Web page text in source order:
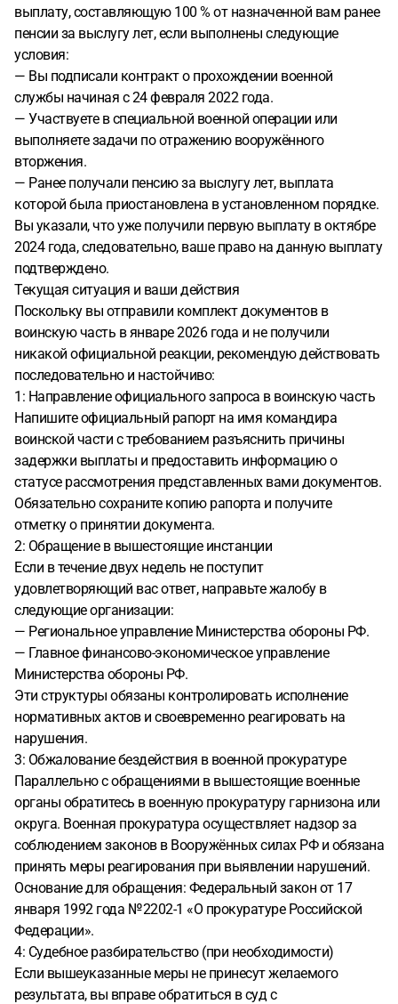
выплату, составляющую 100 % от назначенной вам ранее
пенсии за выслугу лет, если выполнены следующие
условия:
— Вы подписали контракт о прохождении военной
службы начиная с 24 февраля 2022 года.
— Участвуете в специальной военной операции или
выполняете задачи по отражению вооружённого
вторжения.
— Ранее получали пенсию за выслугу лет, выплата
которой была приостановлена в установленном порядке.
Вы указали, что уже получили первую выплату в октябре
2024 года, следовательно, ваше право на данную выплату
подтверждено.
Текущая ситуация и ваши действия
Поскольку вы отправили комплект документов в
воинскую часть в январе 2026 года и не получили
никакой официальной реакции, рекомендую действовать
последовательно и настойчиво:
1: Направление официального запроса в воинскую часть
Напишите официальный рапорт на имя командира
воинской части с требованием разъяснить причины
задержки выплаты и предоставить информацию о
статусе рассмотрения представленных вами документов.
Обязательно сохраните копию рапорта и получите
отметку о принятии документа.
2: Обращение в вышестоящие инстанции
Если в течение двух недель не поступит
удовлетворяющий вас ответ, направьте жалобу в
следующие организации:
— Региональное управление Министерства обороны РФ.
— Главное финансово-экономическое управление
Министерства обороны РФ.
Эти структуры обязаны контролировать исполнение
нормативных актов и своевременно реагировать на
нарушения.
3: Обжалование бездействия в военной прокуратуре
Параллельно с обращениями в вышестоящие военные
органы обратитесь в военную прокуратуру гарнизона или
округа. Военная прокуратура осуществляет надзор за
соблюдением законов в Вооружённых силах РФ и обязана
принять меры реагирования при выявлении нарушений.
Основание для обращения: Федеральный закон от 17
января 1992 года № 2202-1 «О прокуратуре Российской
Федерации».
4: Судебное разбирательство (при необходимости)
Если вышеуказанные меры не принесут желаемого
результата, вы вправе обратиться в суд с